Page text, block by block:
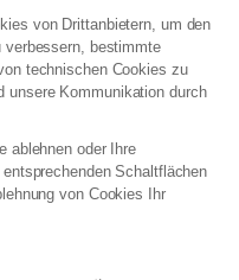
von Drittanbietern, um den
verbessern, bestimmte
technischen Cookies zu
unsere Kommunikation durch
ablehnen oder Ihre
Schaltflächen
von Cookies Ihr
für Geschäftskunden